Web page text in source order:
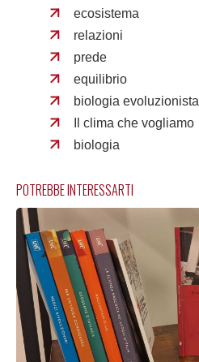
ecosistema
relazioni
prede
equilibrio
biologia evoluzionista
Il clima che vogliamo
biologia
POTREBBE INTERESSARTI